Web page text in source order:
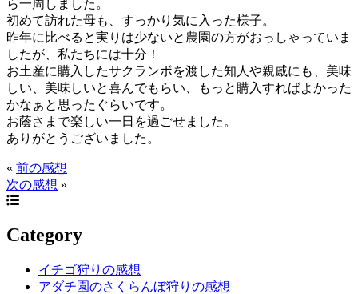
ら一周しました。
初めて訪れた母も、すっかり気に入った様子。
昨年に比べると実りは少ないと農園の方がおっしゃっていま
したが、私たちには十分！
お土産に購入したサクランボを渡した知人や親戚にも、美味
しい、美味しいと喜んでもらい、もっと購入すればよかった
かなぁと思ったぐらいです。
お蔭さまで楽しい一日を過ごせました。
ありがとうございました。
« 前の感想
次の感想 »
Category
イチゴ狩りの感想
アダチ園のさくらんぼ狩りの感想